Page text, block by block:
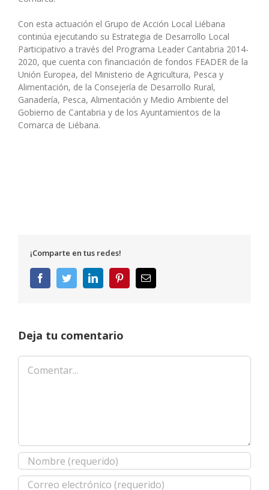
Con esta actuación el Grupo de Acción Local Liébana
continúa ejecutando su Estrategia de Desarrollo Local
Participativo a través del Programa Leader Cantabria 2014-
2020, que cuenta con financiación de fondos FEADER de la
Unión Europea, del Ministerio de Agricultura, Pesca y
Alimentación, de la Consejería de Desarrollo Rural,
Ganadería, Pesca, Alimentación y Medio Ambiente del
Gobierno de Cantabria y de los Ayuntamientos de la
Comarca de Liébana.
¡Comparte en tus redes!
FacebookTwitterLinkedInPinterestCorreo
electrónico
Deja tu comentario
Comentar